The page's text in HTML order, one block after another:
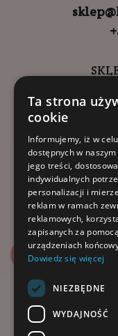
ul.
Zapisz się na
Ta strona
cookie
Informujemy, iż w
dostępnych w
jego treści,
indywidualnych
personalizacji i
reklam w ramach
reklamowych,
zapisanych za
urządzeniach
Dowiedz się więcej
NIEZBĘDNE
WYDAJNOŚĆ